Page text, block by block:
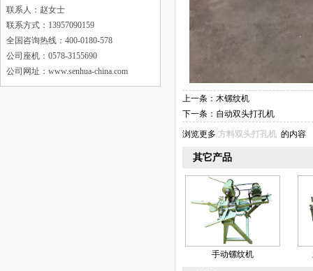
联系人：赵女士
联系方式：13957090159
全国咨询热线：400-0180-578
公司座机：0578-3155690
公司网址：www.senhua-china.com
上一条： 木镙纹机
下一条： 自动双头打孔机
浏览更多 方料双头打孔机 的内容
其它产品
手动镙纹机